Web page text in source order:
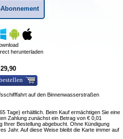
herunterladen
auf den Binnenwasserstraßen
Tage) erhältlich. Beim Kauf ermächtigen Sie eine
Zahlung zunächst ein Betrag von € 0,01
Bestellung abgebucht. Ohne Kündigung
Jahr. Auf diese Weise bleibt die Karte immer auf